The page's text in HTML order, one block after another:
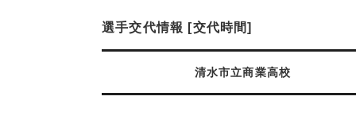
選手交代情報 [交代時間]
清水市立商業高校